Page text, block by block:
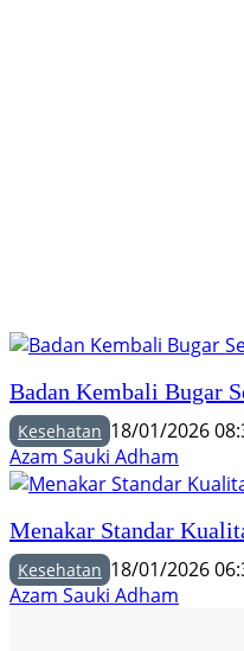
Badan Kembali Bugar
Kesehatan 18/01/2026
Azam Sauki Adham
Menakar Standar
Kesehatan 18/01/2026
Azam Sauki Adham